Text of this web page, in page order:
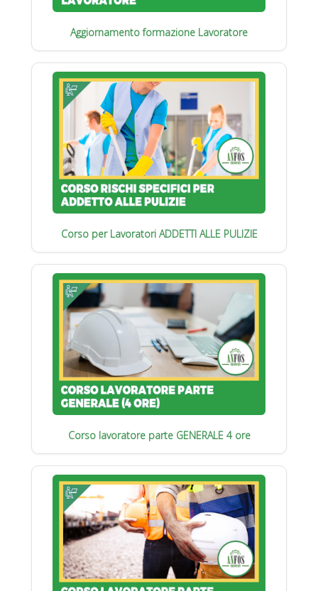
Aggiornamento formazione Lavoratore
Corso per Lavoratori ADDETTI ALLE PULIZIE
Corso lavoratore parte GENERALE 4 ore